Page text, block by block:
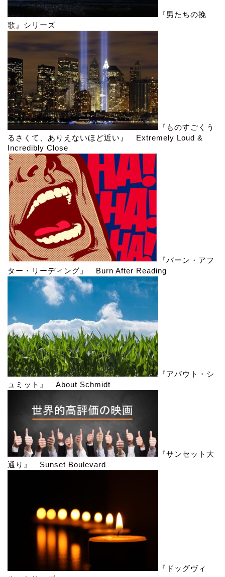
『男たちの挽
歌』シリーズ
『ものすごくう
るさくて、ありえないほど近い』 Extremely Loud &
Incredibly Close
『バーン・アフ
ター・リーディング』 Burn After Reading
『アバウト・シ
ュミット』 About Schmidt
『サンセット大
通り』 Sunset Boulevard
『ドッグヴィ